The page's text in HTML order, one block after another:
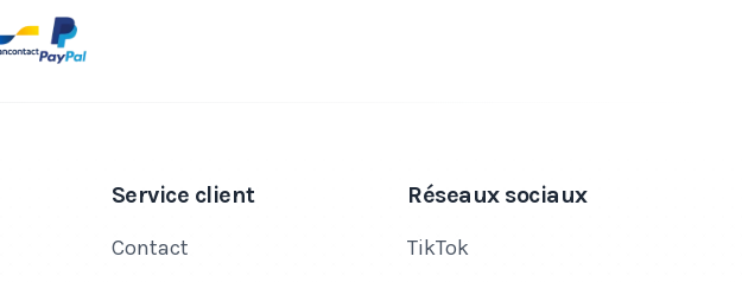
Service client
Contact
Réseaux sociaux
TikTok